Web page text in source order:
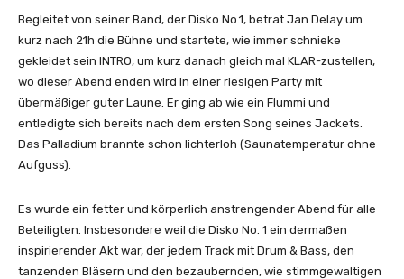
Begleitet von seiner Band, der Disko No.1, betrat Jan Delay um
kurz nach 21h die Bühne und startete, wie immer schnieke
gekleidet sein INTRO, um kurz danach gleich mal KLAR-zustellen,
wo dieser Abend enden wird in einer riesigen Party mit
übermäßiger guter Laune. Er ging ab wie ein Flummi und
entledigte sich bereits nach dem ersten Song seines Jackets.
Das Palladium brannte schon lichterloh (Saunatemperatur ohne
Aufguss).
Es wurde ein fetter und körperlich anstrengender Abend für alle
Beteiligten. Insbesondere weil die Disko No. 1 ein dermaßen
inspirierender Akt war, der jedem Track mit Drum & Bass, den
tanzenden Bläsern und den bezaubernden, wie stimmgewaltigen